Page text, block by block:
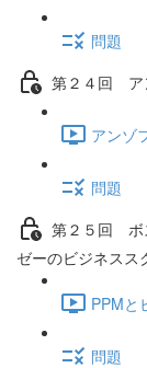
問題
第２４回 ア
アンゾ
問題
第２５回 ボ
ゼーのビジネスス
PPMと
問題